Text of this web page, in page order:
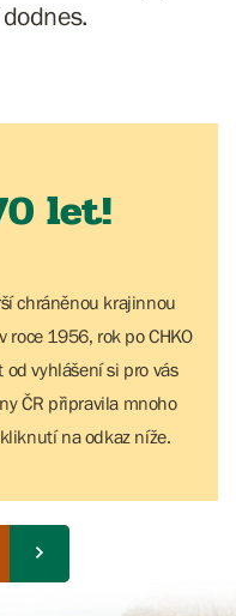
let!
chráněnou krajinnou
roce 1956, rok po CHKO
od vyhlášení si pro vás
ČR připravila mnoho
na odkaz níže.